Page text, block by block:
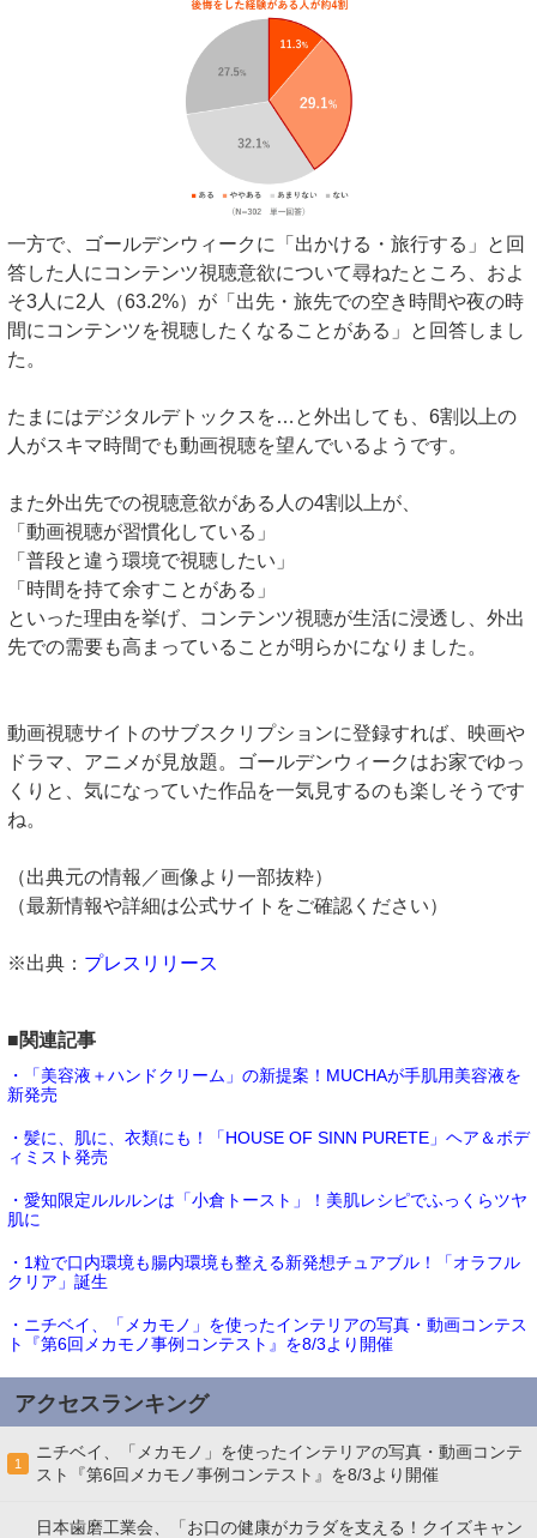
一方で、ゴールデンウィークに「出かける・旅行する」と回
答した人にコンテンツ視聴意欲について尋ねたところ、およ
そ3人に2人（63.2%）が「出先・旅先での空き時間や夜の時
間にコンテンツを視聴したくなることがある」と回答しまし
た。
たまにはデジタルデトックスを…と外出しても、6割以上の
人がスキマ時間でも動画視聴を望んでいるようです。
また外出先での視聴意欲がある人の4割以上が、
「動画視聴が習慣化している」
「普段と違う環境で視聴したい」
「時間を持て余すことがある」
といった理由を挙げ、コンテンツ視聴が生活に浸透し、外出
先での需要も高まっていることが明らかになりました。
動画視聴サイトのサブスクリプションに登録すれば、映画や
ドラマ、アニメが見放題。ゴールデンウィークはお家でゆっ
くりと、気になっていた作品を一気見するのも楽しそうです
ね。
（出典元の情報／画像より一部抜粋）
（最新情報や詳細は公式サイトをご確認ください）
※出典： プレスリリース
■関連記事
・「美容液＋ハンドクリーム」の新提案！MUCHAが手肌用美容液を
新発売
・髪に、肌に、衣類にも！「HOUSE OF SINN PURETE」ヘア＆ボデ
ィミスト発売
・愛知限定ルルルンは「小倉トースト」！美肌レシピでふっくらツヤ
肌に
・1粒で口内環境も腸内環境も整える新発想チュアブル！「オラフル
クリア」誕生
・ニチベイ、「メカモノ」を使ったインテリアの写真・動画コンテス
ト『第6回メカモノ事例コンテスト』を8/3より開催
アクセスランキング
1
ニチベイ、「メカモノ」を使ったインテリアの写真・動画コンテ
スト『第6回メカモノ事例コンテスト』を8/3より開催
日本歯磨工業会、「お口の健康がカラダを支える！クイズキャン